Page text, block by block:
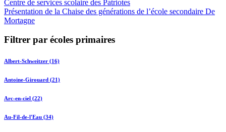
Centre de services scolaire des Patriotes
Présentation de la Chaise des générations de l’école secondaire De
Mortagne
Filtrer par écoles primaires
Albert-Schweitzer (16)
Antoine-Girouard (21)
Arc-en-ciel (22)
Au-Fil-de-l'Eau (34)